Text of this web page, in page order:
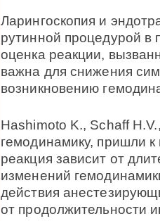
Ларингоскопия и
рутинной процедурой в
оценка реакции,
важна для снижения
возникновению
Hashimoto K., Schaff
гемодинамику, пришли
реакция зависит от
изменений
действия
от продолжительности